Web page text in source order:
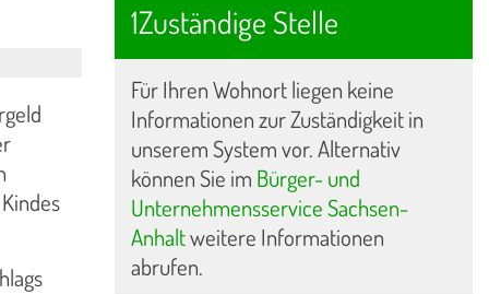
1Zuständige Stelle
Für Ihren Wohnort liegen keine
Informationen zur Zuständigkeit in
unserem System vor. Alternativ
können Sie im Bürger- und
Unternehmensservice Sachsen-
Anhaltweitere Informationen
abrufen.